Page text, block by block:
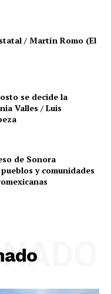
/ Martín Romo (El
se decide la
Valles / Luis
de Sonora
y comunidades